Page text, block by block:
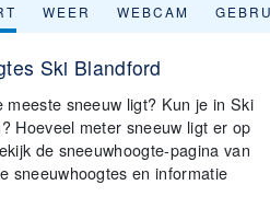
WEER WEBCAM
Ski Blandford
sneeuw ligt? Kun je in Ski
Hoeveel meter sneeuw ligt er op
de sneeuwhoogte-pagina van
sneeuwhoogtes en informatie